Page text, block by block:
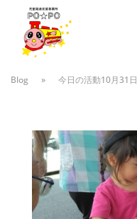
Blog » 今日の活動10月31日